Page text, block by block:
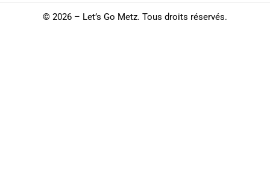
© 2026 – Let’s Go Metz. Tous droits réservés.